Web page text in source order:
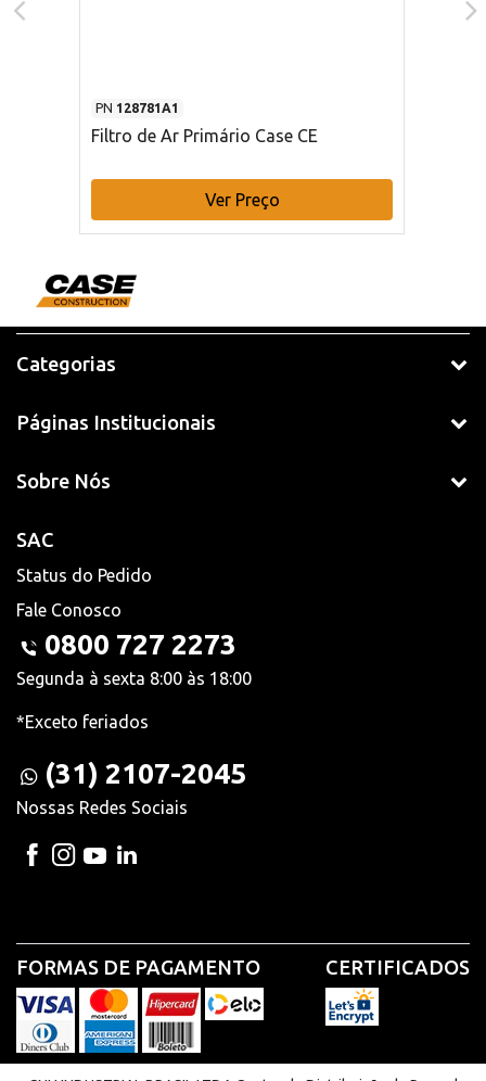
PN 128781A1
Filtro de Ar Primário Case CE
Ver Preço
Categorias
Páginas Institucionais
Sobre Nós
SAC
Status do Pedido
Fale Conosco
0800 727 2273
Segunda à sexta 8:00 às 18:00
*Exceto feriados
(31) 2107-2045
Nossas Redes Sociais
FORMAS DE PAGAMENTO CERTIFICADOS